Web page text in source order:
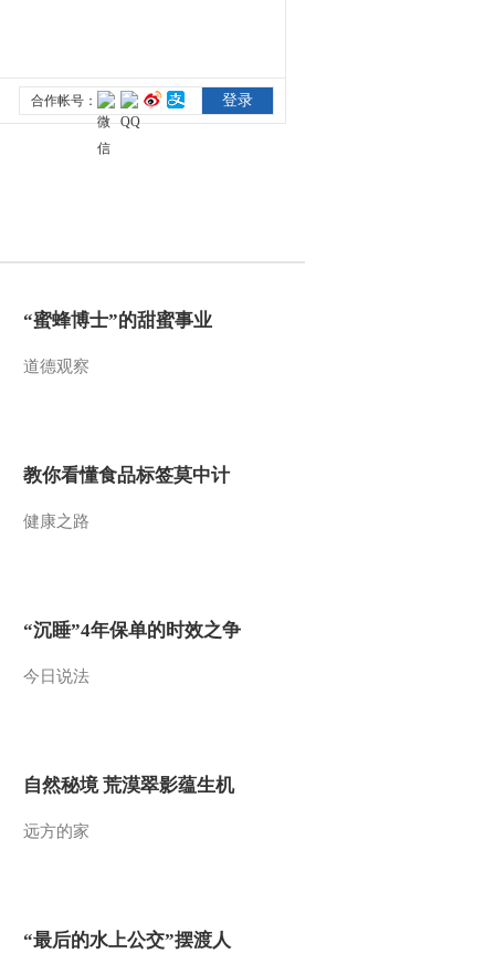
“蜜蜂博士”的甜蜜事业
道德观察
教你看懂食品标签莫中计
健康之路
“沉睡”4年保单的时效之争
今日说法
自然秘境 荒漠翠影蕴生机
远方的家
“最后的水上公交”摆渡人